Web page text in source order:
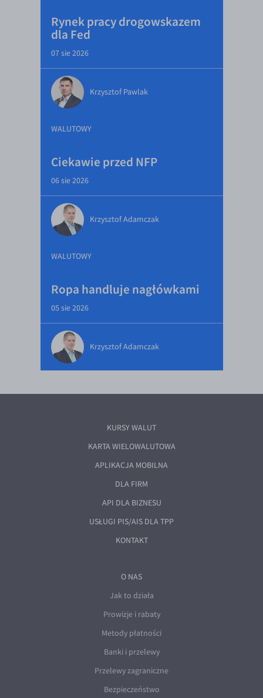
Rynek pracy drogowskazem
dla Fed
07 sie 2026
Krzysztof Pawlak
WALUTOWY
Ciekawie przed NFP
06 sie 2026
Krzysztof Adamczak
WALUTOWY
Ropa handluje nagłówkami
05 sie 2026
Krzysztof Adamczak
KURSY WALUT
KARTA WIELOWALUTOWA
APLIKACJA MOBILNA
DLA FIRM
API DLA BIZNESU
USŁUGI PIS/AIS DLA TPP
KONTAKT
O NAS
Jak to działa
Prowizje i rabaty
Metody płatności
Banki i przelewy
Przelewy zagraniczne
Bezpieczeństwo